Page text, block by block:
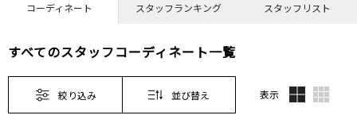
コーディネート スタッフランキング スタッフリスト
すべてのスタッフコーディネート一覧
絞り込み 並び替え 表示